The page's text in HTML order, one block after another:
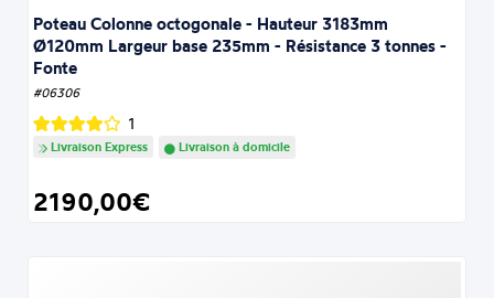
Poteau Colonne octogonale - Hauteur 3183mm
Ø120mm Largeur base 235mm - Résistance 3 tonnes -
Fonte
#06306
1
Livraison Express Livraison à domicile
2190,00€